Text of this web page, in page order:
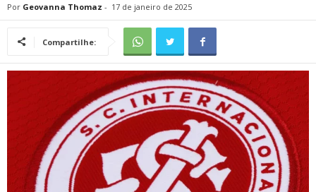
Por Geovanna Thomaz - 17 de janeiro de 2025
Compartilhe: